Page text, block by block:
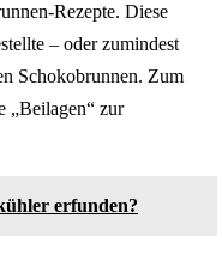
Rezepte. Diese
– oder zumindest
Schokobrunnen. Zum
„Beilagen“ zur
erfunden?